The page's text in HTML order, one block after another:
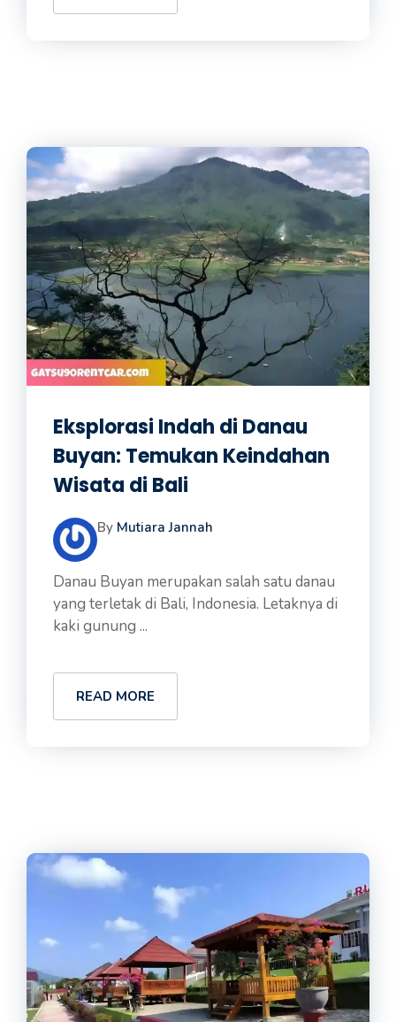
Eksplorasi Indah di Danau
Buyan: Temukan Keindahan
Wisata di Bali
By Mutiara Jannah
Danau Buyan merupakan salah satu danau
yang terletak di Bali, Indonesia. Letaknya di
kaki gunung ...
READ MORE